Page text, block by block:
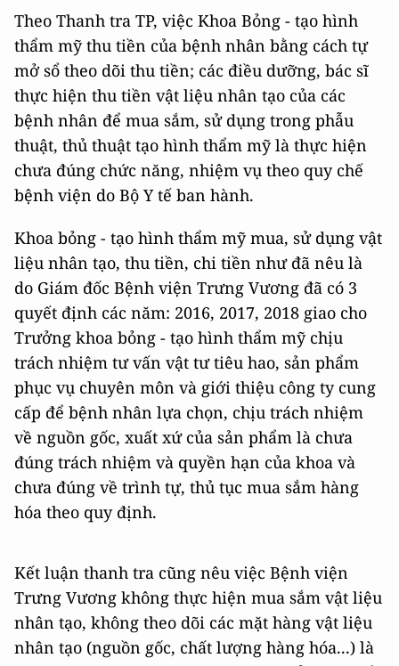
Theo Thanh tra TP, việc Khoa Bỏng - tạo hình
thẩm mỹ thu tiền của bệnh nhân bằng cách tự
mở sổ theo dõi thu tiền; các điều dưỡng, bác sĩ
thực hiện thu tiền vật liệu nhân tạo của các
bệnh nhân để mua sắm, sử dụng trong phẫu
thuật, thủ thuật tạo hình thẩm mỹ là thực hiện
chưa đúng chức năng, nhiệm vụ theo quy chế
bệnh viện do Bộ Y tế ban hành.
Khoa bỏng - tạo hình thẩm mỹ mua, sử dụng vật
liệu nhân tạo, thu tiền, chi tiền như đã nêu là
do Giám đốc Bệnh viện Trưng Vương đã có 3
quyết định các năm: 2016, 2017, 2018 giao cho
Trưởng khoa bỏng - tạo hình thẩm mỹ chịu
trách nhiệm tư vấn vật tư tiêu hao, sản phẩm
phục vụ chuyên môn và giới thiệu công ty cung
cấp để bệnh nhân lựa chọn, chịu trách nhiệm
về nguồn gốc, xuất xứ của sản phẩm là chưa
đúng trách nhiệm và quyền hạn của khoa và
chưa đúng về trình tự, thủ tục mua sắm hàng
hóa theo quy định.
Kết luận thanh tra cũng nêu việc Bệnh viện
Trưng Vương không thực hiện mua sắm vật liệu
nhân tạo, không theo dõi các mặt hàng vật liệu
nhân tạo (nguồn gốc, chất lượng hàng hóa...) là